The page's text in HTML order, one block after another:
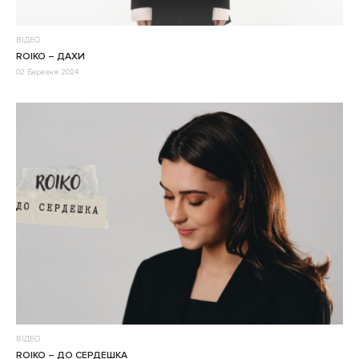
ВІДЕО
ROIKO – ДАХИ
02 Березня 2024
ВІДЕО
ROIKO – ДО СЕРДЕШКА